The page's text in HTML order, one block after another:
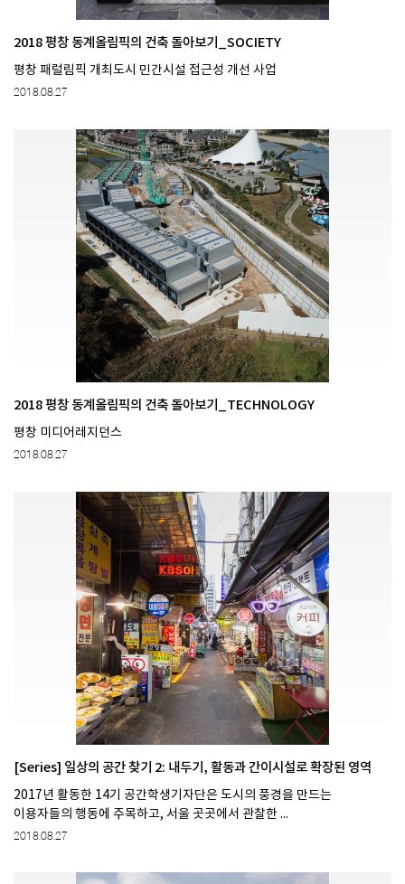
2018 평창 동계올림픽의 건축 돌아보기_SOCIETY
평창 패럴림픽 개최도시 민간시설 접근성 개선 사업
2018.08.27
2018 평창 동계올림픽의 건축 돌아보기_TECHNOLOGY
평창 미디어레지던스
2018.08.27
[Series] 일상의 공간 찾기 2: 내두기, 활동과 간이시설로 확장된 영역
2017년 활동한 14기 공간학생기자단은 도시의 풍경을 만드는
이용자들의 행동에 주목하고, 서울 곳곳에서 관찰한 ...
2018.08.27